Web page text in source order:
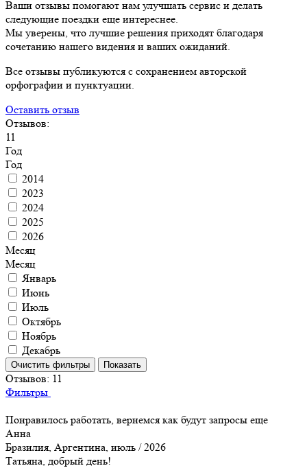
Ваши отзывы помогают нам улучшать сервис и делать
следующие поездки еще интереснее.
Мы уверены, что лучшие решения приходят благодаря
сочетанию нашего видения и ваших ожиданий.
Все отзывы публикуются с сохранением авторской
орфографии и пунктуации.
Оставить отзыв
Отзывов:
11
Год
Год
2014
2023
2024
2025
2026
Месяц
Месяц
Январь
Июнь
Июль
Октябрь
Ноябрь
Декабрь
Отзывов: 11
Фильтры
Понравилось работать, вернемся как будут запросы еще
Анна
Бразилия, Аргентина, июль / 2026
Татьяна, добрый день!